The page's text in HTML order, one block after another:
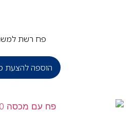
פח רשת למשרד
הוספה להצעת מחיר